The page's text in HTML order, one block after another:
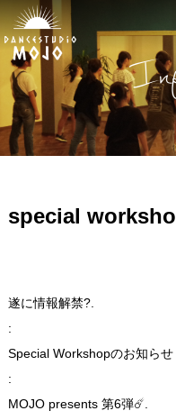
special
遂に情報解禁?.
:
Special Workshopのお知らせ
:
MOJO presents 第6弾☄️.